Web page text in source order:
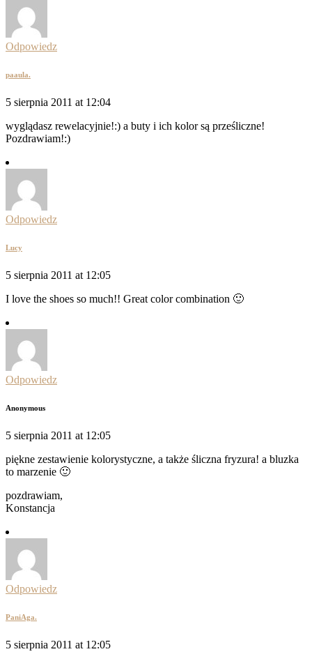
Odpowiedz
paaula.
5 sierpnia 2011 at 12:04
wyglądasz rewelacyjnie!:) a buty i ich kolor są prześliczne!
Pozdrawiam!:)
Odpowiedz
Lucy
5 sierpnia 2011 at 12:05
I love the shoes so much!! Great color combination 🙂
Odpowiedz
Anonymous
5 sierpnia 2011 at 12:05
piękne zestawienie kolorystyczne, a także śliczna fryzura! a bluzka
to marzenie 🙂
pozdrawiam,
Konstancja
Odpowiedz
PaniAga.
5 sierpnia 2011 at 12:05